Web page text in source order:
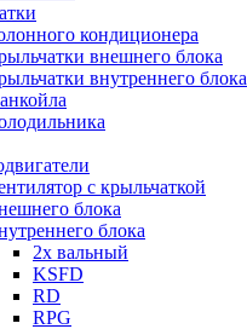
кондиционера
внешнего блока
внутреннего блока
с крыльчаткой
блока
блока
2х вальный
KSFD
RD
RPG